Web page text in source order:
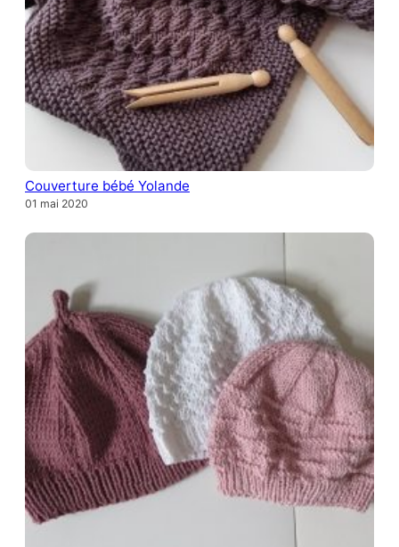
Couverture bébé Yolande
01 mai 2020